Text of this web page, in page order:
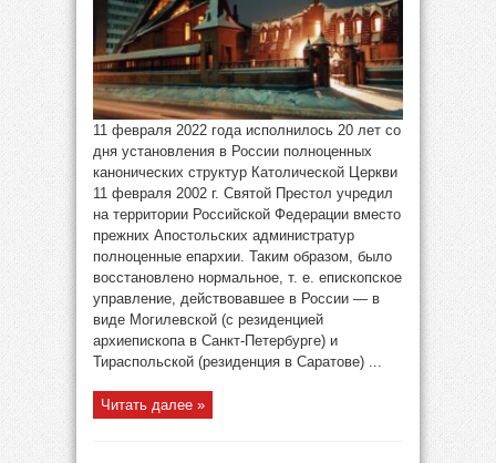
11 февраля 2022 года исполнилось 20 лет со
дня установления в России полноценных
канонических структур Католической Церкви
11 февраля 2002 г. Святой Престол учредил
на территории Российской Федерации вместо
прежних Апостольских администратур
полноценные епархии. Таким образом, было
восстановлено нормальное, т. е. епископское
управление, действовавшее в России — в
виде Могилевской (с резиденцией
архиепископа в Санкт-Петербурге) и
Тираспольской (резиденция в Саратове) ...
Читать далее »